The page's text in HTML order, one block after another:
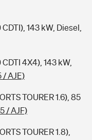
143 kW, Diesel,
4X4), 143 kW,
/ AJE)
TOURER 1.6), 85
/ AJF)
TOURER 1.8),